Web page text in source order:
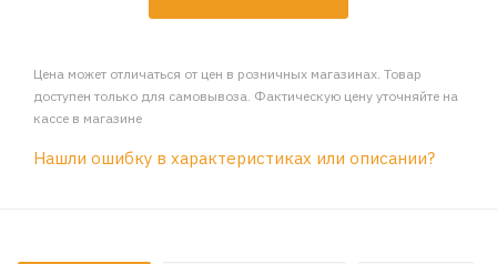
Цена может отличаться от цен в розничных магазинах. Товар
доступен только для самовывоза. Фактическую цену уточняйте на
кассе в магазине
Нашли ошибку в характеристиках или описании?